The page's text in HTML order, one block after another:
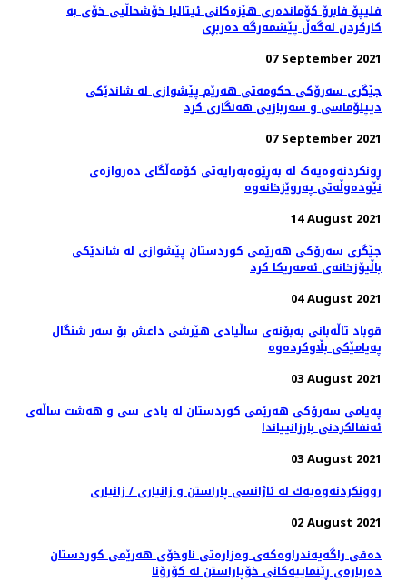
فلیپۆ فابرۆ کۆماندەری هێزەکانی ئیتالیا خۆشحاڵیی خۆی بە
كاركردن لەگەڵ پێشمەرگە دەربڕی
07 September 2021
جێگری سەرۆکی حکومەتی هەرێم پێشوازی لە شاندێکی
دیپلۆماسی و سەربازیی هەنگاری کرد
07 September 2021
ڕونکردنەوەیەک لە بەڕێوەبەرایەتی کۆمەڵگای دەروازەی
نێودەوڵەتی پەروێزخانەوە
14 August 2021
جێگری سەرۆکی هەرێمی کوردستان پێشوازی لە شاندێکی
باڵیۆزخانه‌ی ئه‌مه‌ریکا کرد
04 August 2021
قوباد تاڵەبانی بەبۆنەی ساڵیادی هێرشی داعش بۆ سەر شنگال
پەیامێکی بڵاوکردەوە
03 August 2021
پەیامی سەرۆکی هەرێمی کوردستان له‌ يادى سى و هه‌شت ساڵه‌ى
ئه‌نفالكردنى بارزانيياندا
03 August 2021
روونكردنه‌وه‌یه‌ك له‌ ئاژانسی پاراستن و زانیاری / زانیاری
02 August 2021
دەقی راگەیەندراوەکەی وەزارەتی ناوخۆی هەرێمی کوردستان
دەربارەی ڕێنماییەکانی خۆپاراستن لە کۆرۆنا